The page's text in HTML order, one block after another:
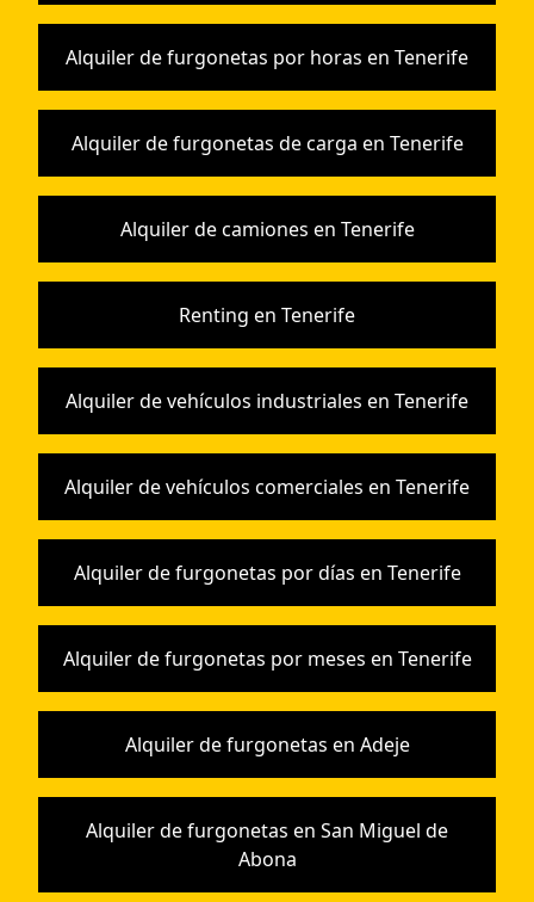
Alquiler de furgonetas por horas en Tenerife
Alquiler de furgonetas de carga en Tenerife
Alquiler de camiones en Tenerife
Renting en Tenerife
Alquiler de vehículos industriales en Tenerife
Alquiler de vehículos comerciales en Tenerife
Alquiler de furgonetas por días en Tenerife
Alquiler de furgonetas por meses en Tenerife
Alquiler de furgonetas en Adeje
Alquiler de furgonetas en San Miguel de
Abona